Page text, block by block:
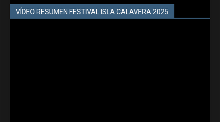
VÍDEO RESUMEN FESTIVAL ISLA CALAVERA 2025